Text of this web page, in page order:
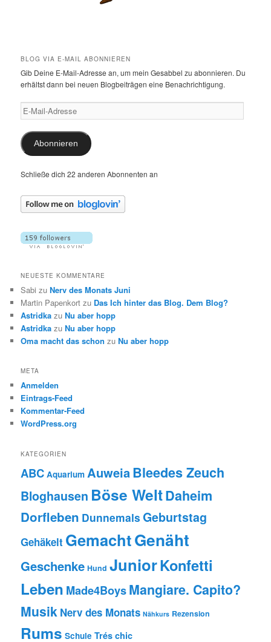
BLOG VIA E-MAIL ABONNIEREN
Gib Deine E-Mail-Adresse an, um mein Gesabbel zu abonnieren. Du
erhältst dann bei neuen Blogbeiträgen eine Benachrichtigung.
E-
Mail-
Adresse
Abonnieren
Schließe dich 22 anderen Abonnenten an
NEUESTE KOMMENTARE
Sabi zuNerv des Monats Juni
Martin Papenkort zu Das Ich hinter das Blog. Dem Blog?
Astridka zuNu aber hopp
Astridka zuNu aber hopp
Oma macht das schon zuNu aber hopp
META
Anmelden
Eintrags-Feed
Kommentar-Feed
WordPress.org
KATEGORIEN
ABC Aquarium Auweia Bleedes Zeuch
Bloghausen Böse WeltDaheim
Dorfleben Dunnemals Geburtstag
Gehäkelt GemachtGenäht
Geschenke Hund JuniorKonfetti
Leben Made4BoysMangiare. Capito?
Musik Nerv des Monats Nähkurs Rezension
Rums Schule Trés chic